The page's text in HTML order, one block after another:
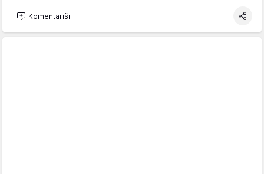
Komentariši